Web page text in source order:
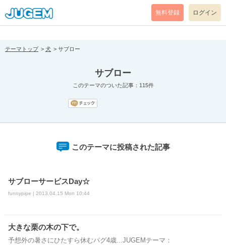
[pear_error: message="Success" code=0 mode=return level=notice
prefix="" info=""]
無料登録 ログイン
テーマトップ 犬 サブロー
サブロー
このテーマのついた記事：115件
このテーマに投稿された記事
サブローサービスDay☆
funnypipe | 2013.04.15 Mon 10:44
大きな栗の木の下で。
予想外の暑さにひたすら休むパグ4歳...JUGEMテーマ：